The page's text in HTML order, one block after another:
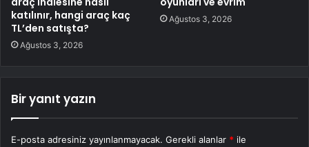
katılınır, hangi araç kaç
TL’den satışta?
Ağustos 3, 2026
Ağustos 3, 2026
Bir yanıt yazın
E-posta adresiniz yayınlanmayacak. Gerekli alanlar * ile